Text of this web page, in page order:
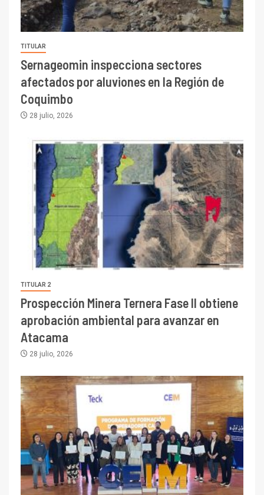
TITULAR
Sernageomin inspecciona sectores
afectados por aluviones en la Región de
Coquimbo
28 julio, 2026
TITULAR 2
Prospección Minera Ternera Fase II obtiene
aprobación ambiental para avanzar en
Atacama
28 julio, 2026